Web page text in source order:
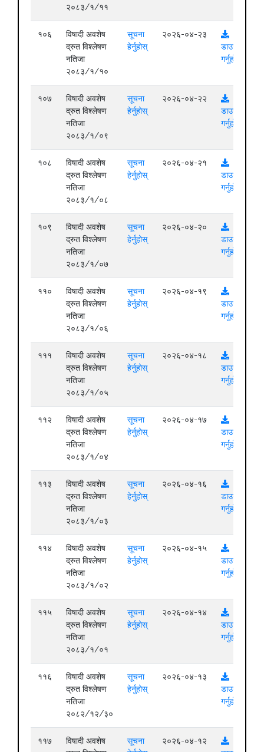
२०८३/१/११
१०६
विषादी अवशेष
द्रुत विश्लेषण
नतिजा
२०८३/१/१०
सूचना
हेर्नुहोस्
२०२६-०४-२३
डाउनलोड
गर्नुहोस्
१०७
विषादी अवशेष
द्रुत विश्लेषण
नतिजा
२०८३/१/०९
सूचना
हेर्नुहोस्
२०२६-०४-२२
डाउनलोड
गर्नुहोस्
१०८
विषादी अवशेष
द्रुत विश्लेषण
नतिजा
२०८३/१/०८
सूचना
हेर्नुहोस्
२०२६-०४-२१
डाउनलोड
गर्नुहोस्
१०९
विषादी अवशेष
द्रुत विश्लेषण
नतिजा
२०८३/१/०७
सूचना
हेर्नुहोस्
२०२६-०४-२०
डाउनलोड
गर्नुहोस्
११०
विषादी अवशेष
द्रुत विश्लेषण
नतिजा
२०८३/१/०६
सूचना
हेर्नुहोस्
२०२६-०४-१९
डाउनलोड
गर्नुहोस्
१११
विषादी अवशेष
द्रुत विश्लेषण
नतिजा
२०८३/१/०५
सूचना
हेर्नुहोस्
२०२६-०४-१८
डाउनलोड
गर्नुहोस्
११२
विषादी अवशेष
द्रुत विश्लेषण
नतिजा
२०८३/१/०४
सूचना
हेर्नुहोस्
२०२६-०४-१७
डाउनलोड
गर्नुहोस्
११३
विषादी अवशेष
द्रुत विश्लेषण
नतिजा
२०८३/१/०३
सूचना
हेर्नुहोस्
२०२६-०४-१६
डाउनलोड
गर्नुहोस्
११४
विषादी अवशेष
द्रुत विश्लेषण
नतिजा
२०८३/१/०२
सूचना
हेर्नुहोस्
२०२६-०४-१५
डाउनलोड
गर्नुहोस्
११५
विषादी अवशेष
द्रुत विश्लेषण
नतिजा
२०८३/१/०१
सूचना
हेर्नुहोस्
२०२६-०४-१४
डाउनलोड
गर्नुहोस्
११६
विषादी अवशेष
द्रुत विश्लेषण
नतिजा
२०८२/१२/३०
सूचना
हेर्नुहोस्
२०२६-०४-१३
डाउनलोड
गर्नुहोस्
११७
विषादी अवशेष
सूचना
२०२६-०४-१२